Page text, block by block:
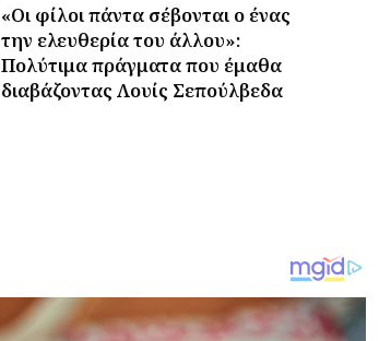
«Οι φίλοι πάντα σέβονται ο ένας
την ελευθερία του άλλου»:
Πολύτιμα πράγματα που έμαθα
διαβάζοντας Λουίς Σεπούλβεδα